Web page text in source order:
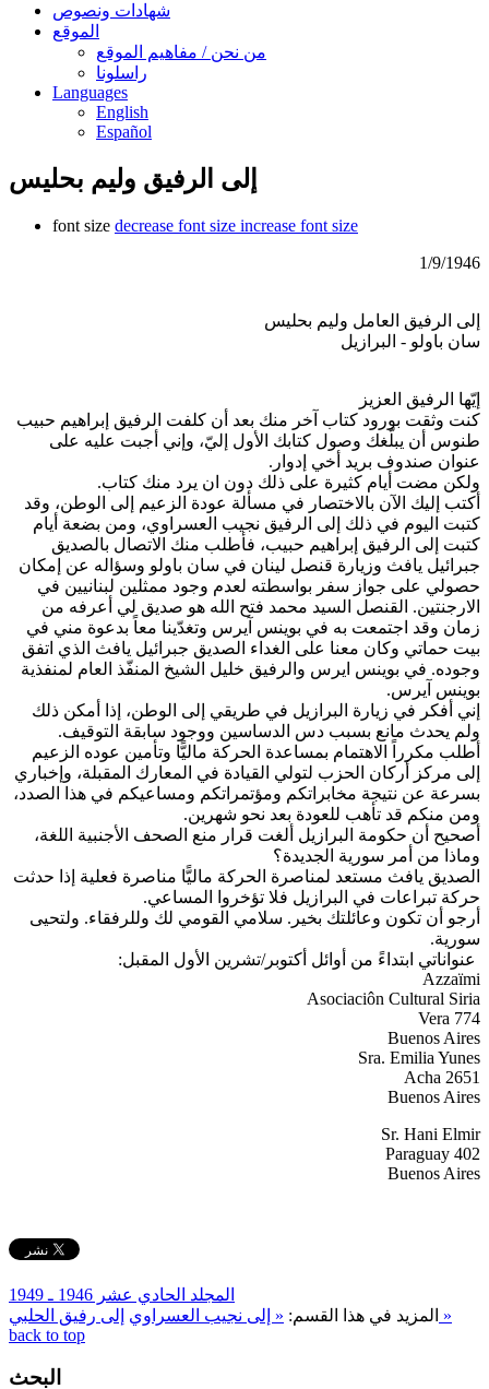
شهادات ونصوص
الموقع
من نحن / مفاهيم الموقع
راسلونا
Languages
English
Español
‏ إلى الرفيق وليم بحليس
font size decrease font size increase font size
1/9/1946
إلى الرفيق العامل وليم بحليس
سان باولو - البرازيل
إيّها الرفيق العزيز
كنت وثقت بورود كتاب آخر منك بعد أن كلفت الرفيق إبراهيم حبيب
طنوس أن يبلّغك وصول كتابك الأول إليّ، وإني أجبت عليه على
عنوان صندوف بريد أخي إدوار.
ولكن مضت أيام كثيرة على ذلك دون ان يرد منك كتاب.
أكتب إليك الآن بالاختصار في مسألة عودة الزعيم إلى الوطن، وقد
كتبت اليوم في ذلك إلى الرفيق نجيب العسراوي، ومن بضعة أيام
كتبت إلى الرفيق إبراهيم حبيب، فأطلب ‎‏منك الاتصال بالصديق
جبرائيل يافث وزيارة قنصل لينان في سان باولو وسؤاله عن إمكان
حصولي على جواز سفر بواسطته لعدم وجود ممثلين لبنانيين في
الارجنتين. القنصل السيد محمد فتح الله هو صديق لي أعرفه من
زمان وقد اجتمعت به في بوينس آيرس وتغدّينا معاً بدعوة مني في
بيت حماتي وكان معنا على الغداء الصديق جبرائيل يافث الذي اتفق
وجوده. في بوينس ايرس والرفيق خليل الشيخ المنفّذ العام لمنفذية
بوينس آيرس.
إني أفكر في زيارة البرازيل في طريقي إلى الوطن، إذا أمكن ذلك
ولم يحدث مانع بسبب دس الدساسين ووجود سابقة التوقيف.
أطلب مكرراً الاهتمام بمساعدة الحركة ماليًّا وتأمين عوده الزعيم
إلى مركز أركان الحزب لتولي القيادة في المعارك المقبلة، وإخباري
بسرعة عن نتيجة مخابراتكم ومؤتمراتكم ومساعيكم في هذا الصدد،
ومن منكم قد تأهب للعودة بعد نحو شهرين.
أصحيح أن حكومة البرازيل ألغت قرار منع الصحف الأجنبية اللغة،
وماذا من أمر سورية الجديدة؟
الصديق يافث مستعد لمناصرة الحركة ماليًّا مناصرة فعلية إذا حدثت
حركة تبراعات في البرازيل فلا تؤخروا المساعي.
أرجو أن تكون وعائلتك بخير. سلامي القومي لك وللرفقاء. ولتحيى
سورية.
Azzaïmi
Asociaciôn Cultural Siria
Vera 774
Buenos Aires
Sra. Emilia Yunes
Acha 2651
Buenos Aires
Sr. Hani Elmir
Paraguay 402
Buenos Aires
المجلد الحادي عشر 1946 ـ 1949
المزيد في هذا القسم: « إلى نجيب العسراوي
إلى رفيق الحلبي »
back to top
البحث